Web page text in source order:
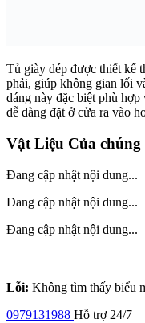
Tủ giày dép được thiết kế
phải, giúp không gian lối
dáng này đặc biệt phù
dễ dàng đặt ở cửa ra vào
Vật Liệu Của chúng
Đang cập nhật nội dung...
Đang cập nhật nội dung...
Đang cập nhật nội dung...
Lỗi: Không tìm thấy biểu
0979131988 Hỗ trợ 24/7